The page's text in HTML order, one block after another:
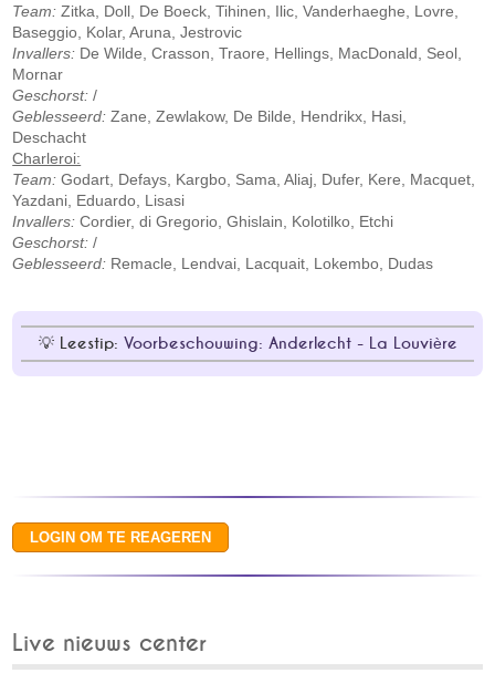
Team: Zitka, Doll, De Boeck, Tihinen, Ilic, Vanderhaeghe, Lovre,
Baseggio, Kolar, Aruna, Jestrovic
Invallers: De Wilde, Crasson, Traore, Hellings, MacDonald, Seol,
Mornar
Geschorst: /
Geblesseerd: Zane, Zewlakow, De Bilde, Hendrikx, Hasi,
Deschacht
Charleroi:
Team: Godart, Defays, Kargbo, Sama, Aliaj, Dufer, Kere, Macquet,
Yazdani, Eduardo, Lisasi
Invallers: Cordier, di Gregorio, Ghislain, Kolotilko, Etchi
Geschorst: /
Geblesseerd: Remacle, Lendvai, Lacquait, Lokembo, Dudas
Leestip: Voorbeschouwing: Anderlecht - La Louvière
Live nieuws center